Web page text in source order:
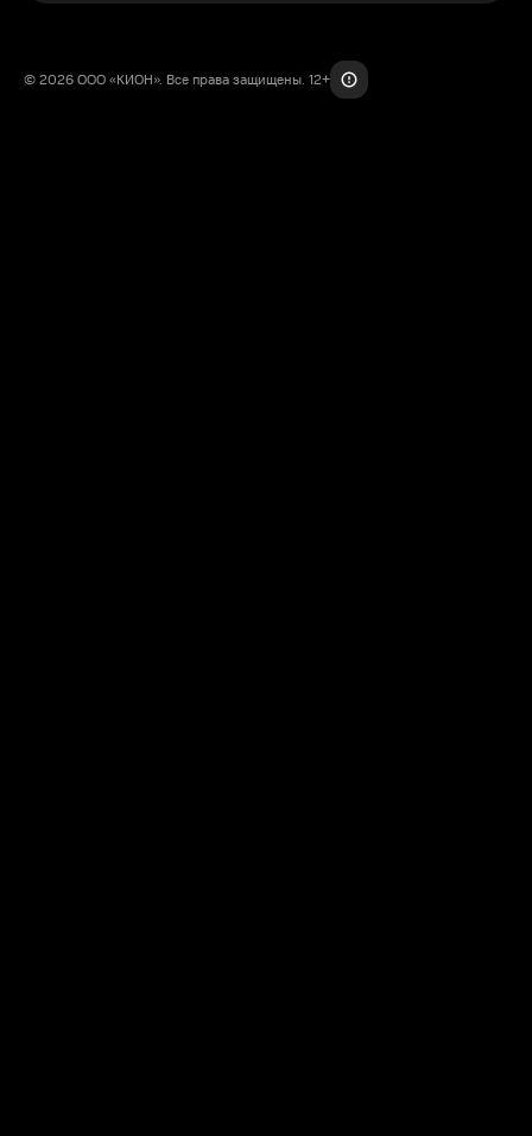
© 2026 ООО «КИОН». Все права защищены. 12+